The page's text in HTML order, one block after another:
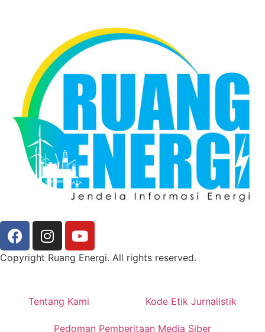
Copyright Ruang Energi. All rights reserved.
Tentang Kami Kode Etik Jurnalistik
Pedoman Pemberitaan Media Siber